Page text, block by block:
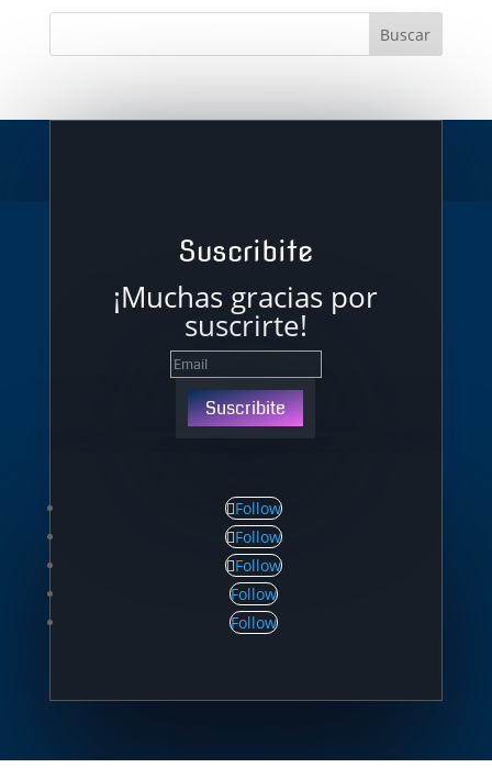
Suscribite
¡Muchas gracias por
suscrirte!
Suscribite
Follow
Follow
Follow
Follow
Follow